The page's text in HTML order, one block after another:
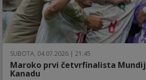
SUBOTA, 04.07.2026 | 21:45
Maroko prvi četvrfinalista
Kanadu